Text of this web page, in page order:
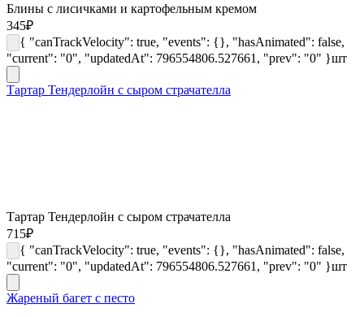
Блины с лисичками и картофельным кремом
345₽
{ "canTrackVelocity": true, "events": {}, "hasAnimated": false,
"current": "0", "updatedAt": 796554806.527661, "prev": "0" }шт
Тартар Тендерлойн с сыром страчателла
Тартар Тендерлойн с сыром страчателла
715₽
{ "canTrackVelocity": true, "events": {}, "hasAnimated": false,
"current": "0", "updatedAt": 796554806.527661, "prev": "0" }шт
Жареный багет с песто